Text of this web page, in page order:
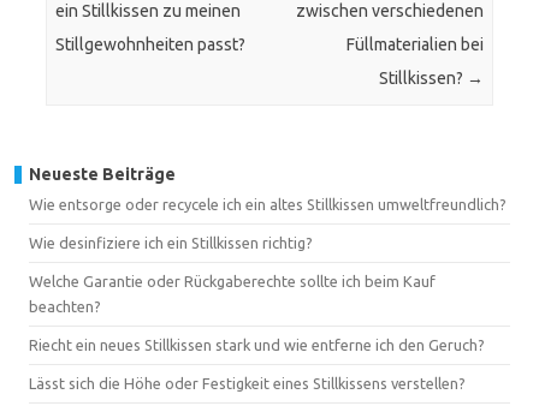
ein Stillkissen zu meinen
Stillgewohnheiten passt?
zwischen verschiedenen
Füllmaterialien bei
Stillkissen? →
Neueste Beiträge
Wie entsorge oder recycele ich ein altes Stillkissen umweltfreundlich?
Wie desinfiziere ich ein Stillkissen richtig?
Welche Garantie oder Rückgaberechte sollte ich beim Kauf
beachten?
Riecht ein neues Stillkissen stark und wie entferne ich den Geruch?
Lässt sich die Höhe oder Festigkeit eines Stillkissens verstellen?